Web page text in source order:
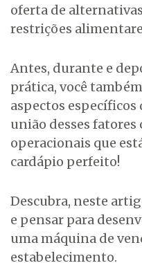
oferta de
restrições
Antes, durante e
prática, você
aspectos específicos
união desses
operacionais que
cardápio perfeito!
Descubra, neste
e pensar para
uma máquina de
estabelecimento.